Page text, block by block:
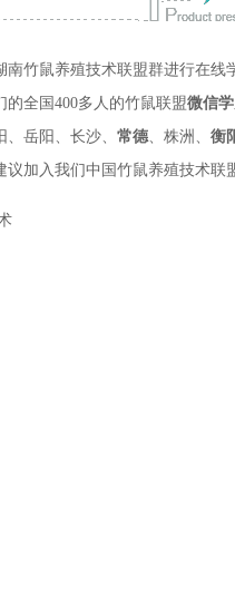
南竹鼠养殖技术联盟群进行在线
的全国400多人的竹鼠联盟微信
岳阳、长沙、 常德、株洲、 衡
议加入我们中国竹鼠养殖技术联